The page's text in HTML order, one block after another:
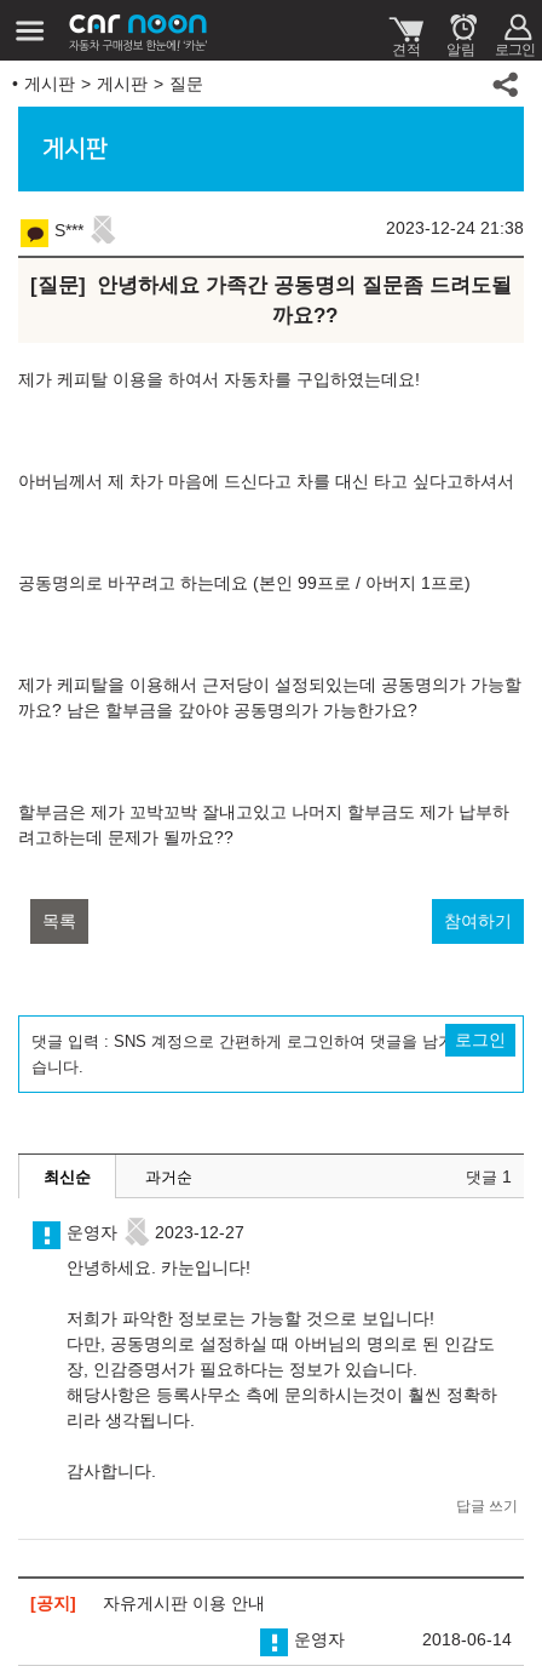
게시판 게시판 질문
게시판
S*** 2023-12-24 21:38
질문
안녕하세요 가족간 공동명의 질문좀 드려도될
까요??
제가 케피탈 이용을 하여서 자동차를 구입하였는데요!
아버님께서 제 차가 마음에 드신다고 차를 대신 타고 싶다고하셔서
공동명의로 바꾸려고 하는데요 (본인 99프로 / 아버지 1프로)
제가 케피탈을 이용해서 근저당이 설정되있는데 공동명의가 가능할
까요? 남은 할부금을 갚아야 공동명의가 가능한가요?
할부금은 제가 꼬박꼬박 잘내고있고 나머지 할부금도 제가 납부하
려고하는데 문제가 될까요??
목록 참여하기
댓글 입력 : SNS 계정으로 간편하게 로그인하여 댓글을 남기실 수 있
습니다.
로그인
최신순 과거순 댓글 1
운영자 2023-12-27
답글 쓰기
안녕하세요. 카눈입니다!
저희가 파악한 정보로는 가능할 것으로 보입니다!
다만, 공동명의로 설정하실 때 아버님의 명의로 된 인감도
장, 인감증명서가 필요하다는 정보가 있습니다.
해당사항은 등록사무소 측에 문의하시는것이 훨씬 정확하
리라 생각됩니다.
감사합니다.
공지
자유게시판 이용 안내
2018-06-14
운영자